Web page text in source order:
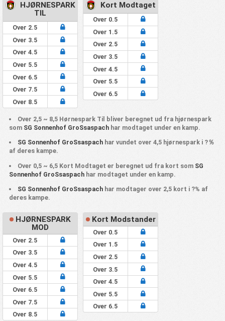
HJØRNESPARK
TIL
Over 2.5
Over 3.5
Over 4.5
Over 5.5
Over 6.5
Over 7.5
Over 8.5
Kort Modtaget
Over 0.5
Over 1.5
Over 2.5
Over 3.5
Over 4.5
Over 5.5
Over 6.5
Over 2,5 ~ 8,5 Hørnespark Til bliver beregnet ud fra hjørnespark
som SG Sonnenhof GroSsaspachhar modtaget under en kamp.
SG Sonnenhof GroSsaspach har vundet over 4,5 hjørnespark i ?％
af deres kampe.
Over 0,5 ~ 6,5 Kort Modtaget er beregnet ud fra kort som SG
Sonnenhof GroSsaspachhar modtaget under en kamp.
SG Sonnenhof GroSsaspach har modtager over 2,5 kort i ?% af
deres kampe.
HJØRNESPARK
MOD
Over 2.5
Over 3.5
Over 4.5
Over 5.5
Over 6.5
Over 7.5
Over 8.5
Kort Modstander
Over 0.5
Over 1.5
Over 2.5
Over 3.5
Over 4.5
Over 5.5
Over 6.5